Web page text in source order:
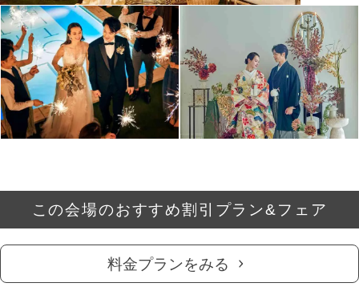
この会場のおすすめ割引プラン&フェア
料金プランをみる